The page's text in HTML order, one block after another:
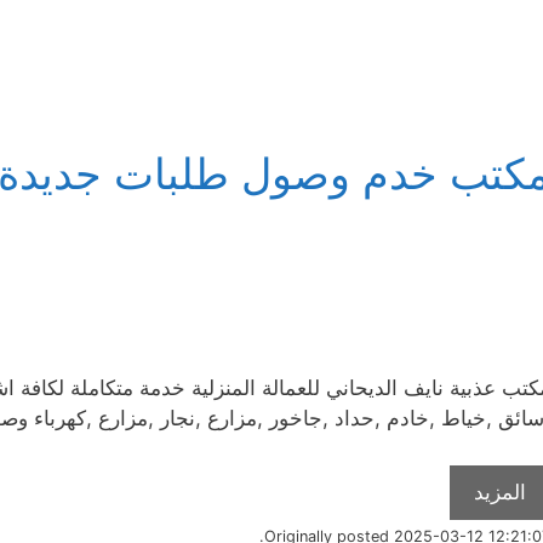
خدم وصول طلبات جديدة
عذبية نايف الديحاني للعمالة المنزلية خدمة متكاملة لكافة
,خياط ,خادم ,حداد ,جاخور ,مزارع ,نجار ,مزارع ,كهرباء
المزيد
Originally posted 2025-03-12